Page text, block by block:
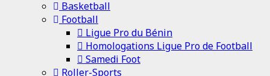
Basketball
Football
Ligue Pro du Bénin
Homologations Ligue Pro de Football
Samedi Foot
Roller-Sports